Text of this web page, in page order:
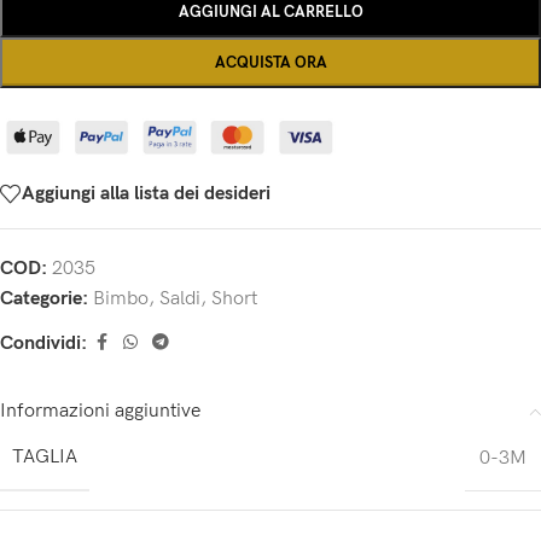
AGGIUNGI AL CARRELLO
ACQUISTA ORA
Aggiungi alla lista dei desideri
COD: 2035
Categorie: Bimbo, Saldi, Short
Condividi:
Informazioni aggiuntive
TAGLIA
0-3M